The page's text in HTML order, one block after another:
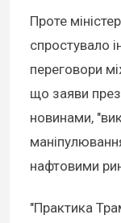
Проте
спростувало
переговори
що заяви
новинами,
нафтовими
"Практика